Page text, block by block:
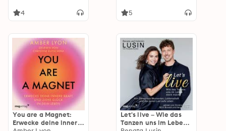
allen recht zu machen
4
wissen wollten.
5
You are a Magnet:
Erwecke deine innere
Let's live – Wie das
Tanzen uns im Leben